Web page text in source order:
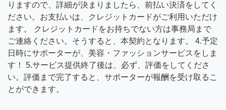
りますので、詳細が決まりましたら、前払い決済をしてく
ださい。お支払いは、クレジットカードがご利用いただけ
ます。 クレジットカードをお持ちでない方は事務局まで
ご連絡ください。そうすると、本契約となります。 4.予定
日時にサポーターが、美容・ファッションサービスをしま
す！ 5.サービス提供終了後は、必ず、評価をしてくださ
い。評価まで完了すると、サポーターが報酬を受け取るこ
とができます。